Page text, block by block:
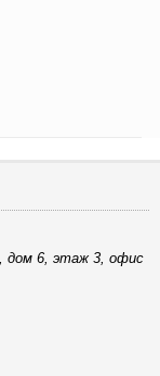
дом 6, этаж 3, офис